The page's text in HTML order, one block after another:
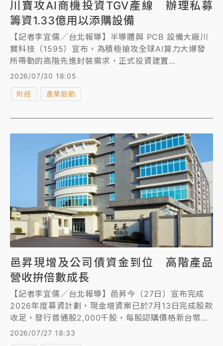
川寶攻AI商機投資TGV產線 辦理私募
籌資1.33億用以添購設備
【記者李宜儒／台北報導】半導體與 PCB 設備大廠川
寶科技（1595）宣布，為積極搶攻全球AI算力大爆發
所帶動的高階先進封裝需求，正式投資建置
「TGV（Through Glass Via，透過玻璃孔）金屬化代
7月6日順利辦理私募200萬股，每股私募價格66.7元，
款完成，將專款用於第二期產能擴充與添購先進設備。
2026/07/30 18:05
財經 產業脈動
邑昇現增及公司債資金到位 高階產品
營收拚倍數成長
【記者李宜儒／台北報導】邑昇今（27日）宣布完成
2026年度募資計劃，現金增資案已於7月13日完成股款
收足，發行普通股2,000千股，每股認購價格新台幣53
元，實收股款總額達新台幣1.06億元；另國內第二次無
擔保轉換公司債亦於24日收足債款新台幣2億元，預計
2026/07/27 18:33